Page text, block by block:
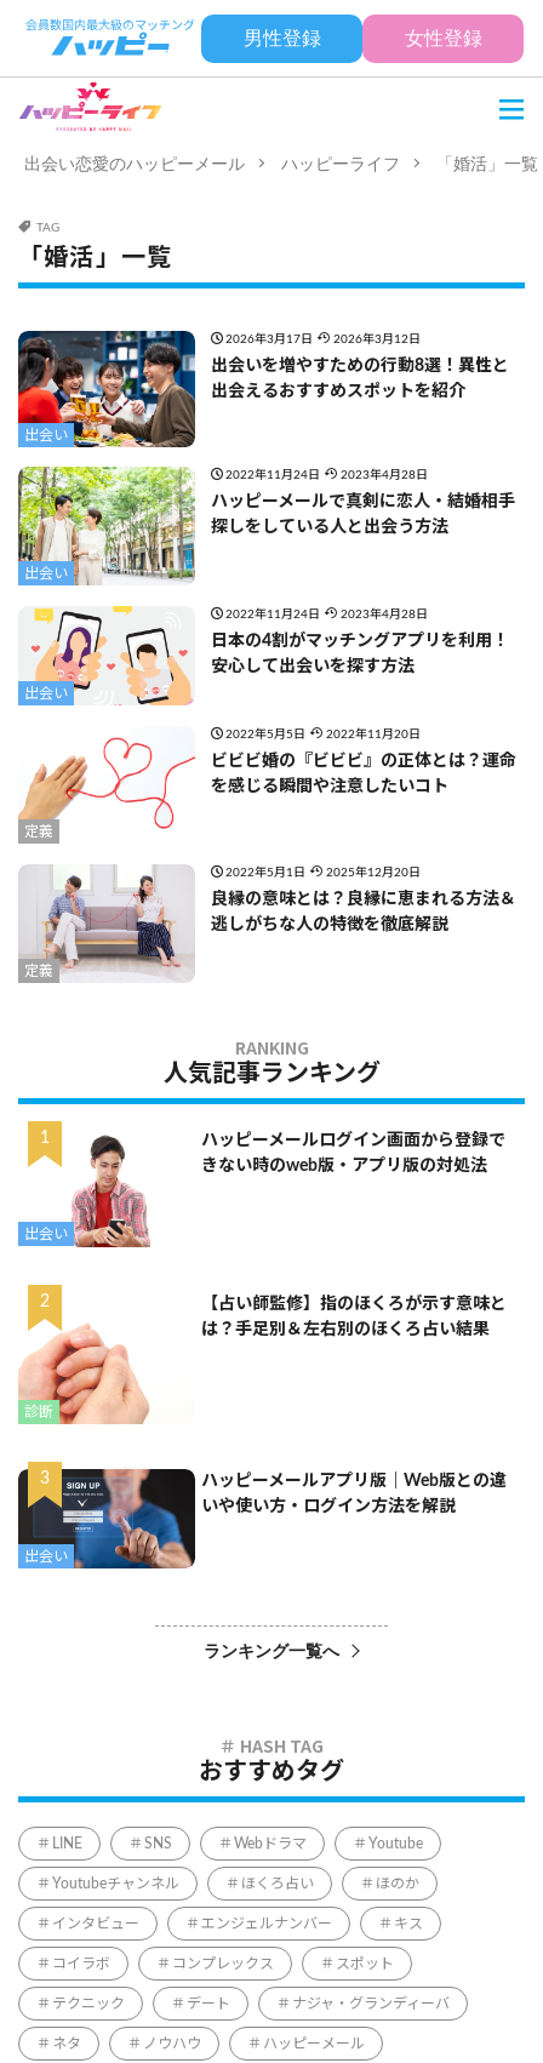
男性登録 女性登録
出会い恋愛のハッピーメール ハッピーライフ 「婚活」一覧
TAG
「婚活」一覧
出会い
2026年3月17日 2026年3月12日
出会いを増やすための行動8選！異性と
出会えるおすすめスポットを紹介
出会い
2022年11月24日 2023年4月28日
ハッピーメールで真剣に恋人・結婚相手
探しをしている人と出会う方法
出会い
2022年11月24日 2023年4月28日
日本の4割がマッチングアプリを利用！
安心して出会いを探す方法
定義
2022年5月5日 2022年11月20日
ビビビ婚の『ビビビ』の正体とは？運命
を感じる瞬間や注意したいコト
定義
2022年5月1日 2025年12月20日
良縁の意味とは？良縁に恵まれる方法＆
逃しがちな人の特徴を徹底解説
人気記事ランキング
出会い
ハッピーメールログイン画面から登録で
きない時のweb版・アプリ版の対処法
診断
【占い師監修】指のほくろが示す意味と
は？手足別＆左右別のほくろ占い結果
出会い
ハッピーメールアプリ版｜Web版との違
いや使い方・ログイン方法を解説
ランキング一覧へ
おすすめタグ
LINE SNS Webドラマ Youtube
Youtubeチャンネル ほくろ占い ほのか
インタビュー エンジェルナンバー キス
コイラボ コンプレックス スポット
テクニック デート ナジャ・グランディーバ
ネタ ノウハウ ハッピーメール